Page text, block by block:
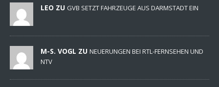
LEO ZU GVB SETZT FAHRZEUGE AUS DARMSTADT EIN
M-S. VOGL ZU NEUERUNGEN BEI RTL-FERNSEHEN UND
NTV